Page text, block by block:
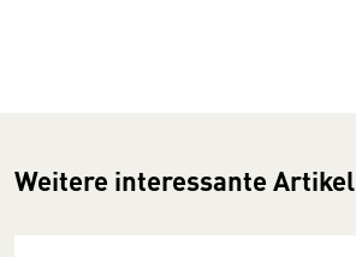
Weitere interessante Artikel